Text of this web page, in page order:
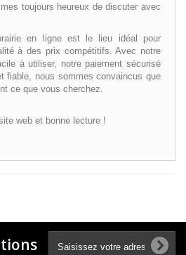
toujours heureux de discuter avec
en ligne est le lieu idéal pour
à des prix compétitifs. Avec notre
à utiliser, notre paiement sécurisé
fiable, nous sommes convaincus que
ce que vous cherchez.
web et bonne lecture !